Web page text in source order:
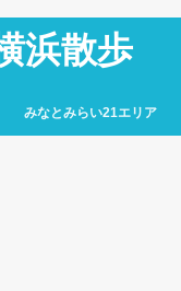
浜散歩
みなとみらい21エリア